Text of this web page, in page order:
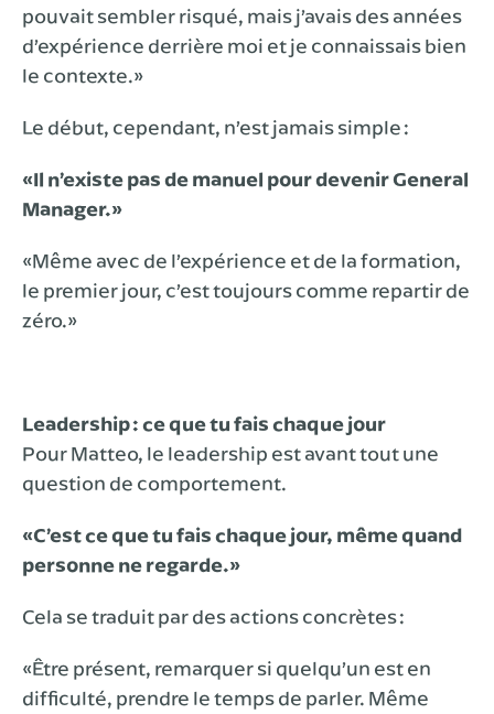
pouvait sembler risqué, mais j’avais des années
d’expérience derrière moi et je connaissais bien
le contexte.»
Le début, cependant, n’est jamais simple :
«Il n’existe pas de manuel pour devenir General
Manager.»
«Même avec de l’expérience et de la formation,
le premier jour, c’est toujours comme repartir de
zéro.»
Leadership : ce que tu fais chaque jour
Pour Matteo, le leadership est avant tout une
question de comportement.
«C’est ce que tu fais chaque jour, même quand
personne ne regarde.»
Cela se traduit par des actions concrètes :
«Être présent, remarquer si quelqu’un est en
difficulté, prendre le temps de parler. Même